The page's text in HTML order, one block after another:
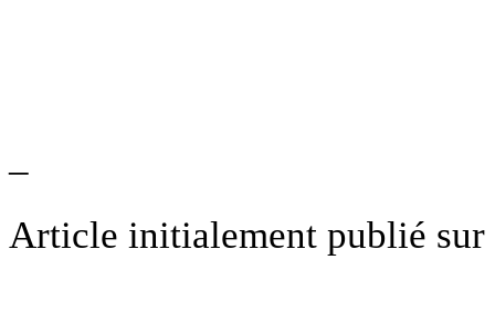
–
Article initialement publié sur